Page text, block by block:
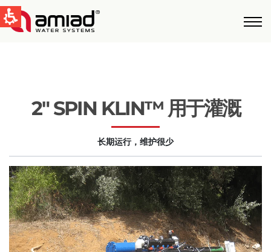
Global
English
United States
English
Australia
English
2″ SPIN KLIN™ 用于灌溉
长期运行，维护很少